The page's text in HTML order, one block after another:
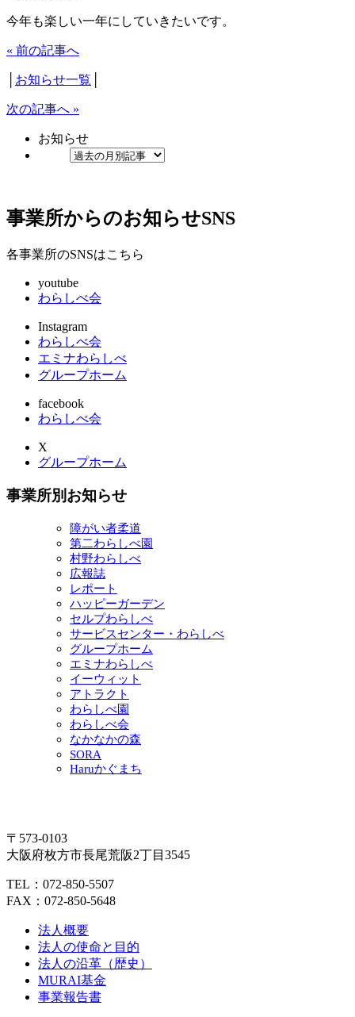
今年も楽しい一年にしていきたいです。
« 前の記事へ
お知らせ一覧
次の記事へ »
お知らせ
事業所からのお知らせSNS
各事業所のSNSはこちら
youtube
わらしべ会
Instagram
わらしべ会
エミナわらしべ
グループホーム
facebook
わらしべ会
X
グループホーム
事業所別お知らせ
障がい者柔道
第二わらしべ園
村野わらしべ
広報誌
レポート
ハッピーガーデン
セルプわらしべ
サービスセンター・わらしべ
グループホーム
エミナわらしべ
イーウィット
アトラクト
わらしべ園
わらしべ会
なかなかの森
SORA
Haruかぐまち
〒573-0103
大阪府枚方市長尾荒阪2丁目3545
TEL：072-850-5507
FAX：072-850-5648
法人概要
法人の使命と目的
法人の沿革（歴史）
MURAI基金
事業報告書